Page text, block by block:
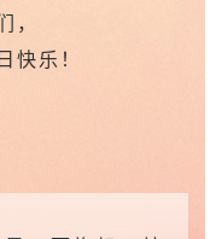
，
快乐！